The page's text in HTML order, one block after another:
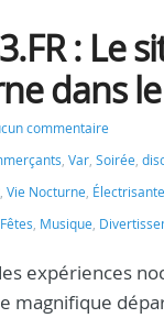
: Le
dans
commentaire
, Var, Soirée,
, Vie Nocturne, Électrisante
Fêtes, Musique,
expériences
magnifique